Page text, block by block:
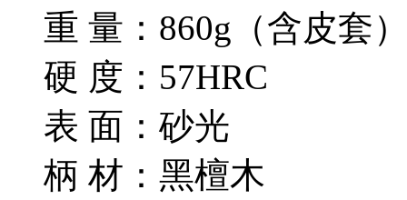
重 量：860g（含皮套
硬 度：57HRC
表 面：砂光
柄 材：黑檀木